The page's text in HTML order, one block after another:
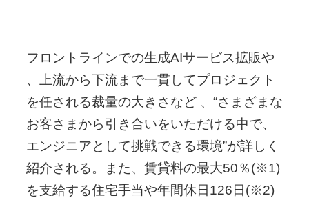
フロントラインでの生成AIサービス拡販や
、上流から下流まで一貫してプロジェクト
を任される裁量の大きさなど 、“さまざまな
お客さまから引き合いをいただける中で、
エンジニアとして挑戦できる環境”が詳しく
紹介される。また、賃貸料の最大50％(※1)
を支給する住宅手当や年間休日126日(※2)